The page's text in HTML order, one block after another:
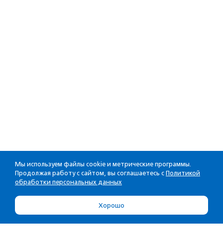
Мы используем файлы cookie и метрические программы.
Продолжая работу с сайтом, вы соглашаетесь с Политикой
обработки персональных данных
Хорошо